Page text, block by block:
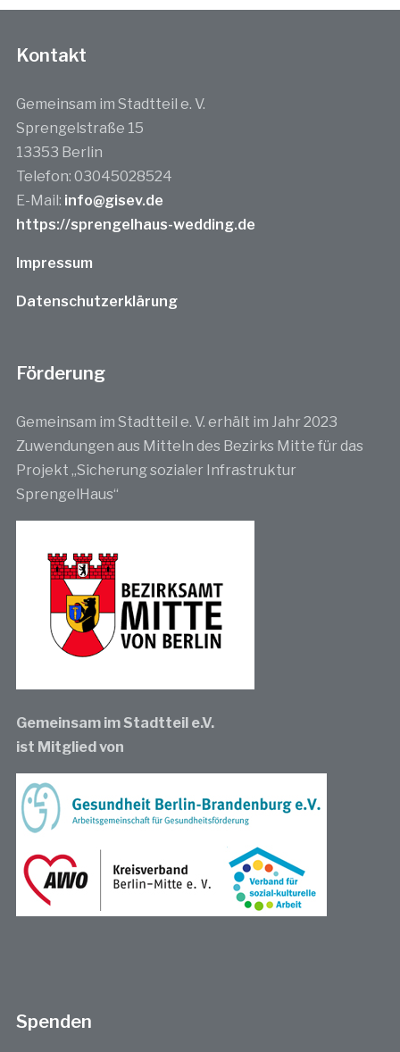
Kontakt
Gemeinsam im Stadtteil e. V.
Sprengelstraße 15
13353 Berlin
Telefon: 03045028524
E-Mail: info@gisev.de
https://sprengelhaus-wedding.de
Impressum
Datenschutzerklärung
Förderung
Gemeinsam im Stadtteil e. V. erhält im Jahr 2023
Zuwendungen aus Mitteln des Bezirks Mitte für das
Projekt „Sicherung sozialer Infrastruktur
SprengelHaus“
Gemeinsam im Stadtteil e.V.
ist Mitglied von
Spenden